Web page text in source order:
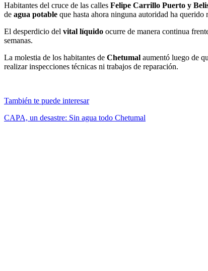
Habitantes del cruce de las calles Felipe Carrillo Puerto y
de agua potable que hasta ahora ninguna autoridad ha querido
El desperdicio del vital líquido ocurre de manera continua
semanas.
La molestia de los habitantes de Chetumal aumentó luego de
realizar inspecciones técnicas ni trabajos de reparación.
También te puede interesar
CAPA, un desastre: Sin agua todo Chetumal